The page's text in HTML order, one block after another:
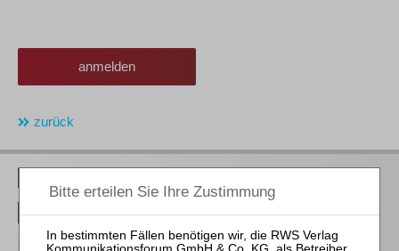
anmelden
zurück
RWS Verlag bei Facebook
RWS Verlag bei Instagram